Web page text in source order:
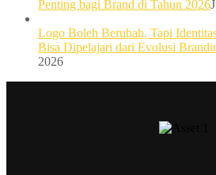
Penting bagi Brand di Tahun 2026
Logo Boleh Berubah, Tapi
Bisa Dipelajari dari Evolusi
2026